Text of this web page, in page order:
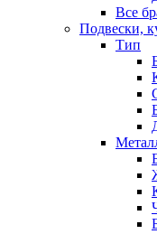
Все
Подвески,
Тип